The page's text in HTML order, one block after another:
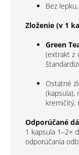
Bez
Zloženie (v 1
Green
(extrakt z
Ostatné
(kapsula),
kremičitý,
Odporúčané
1 kapsula 1–2×
odporúčania